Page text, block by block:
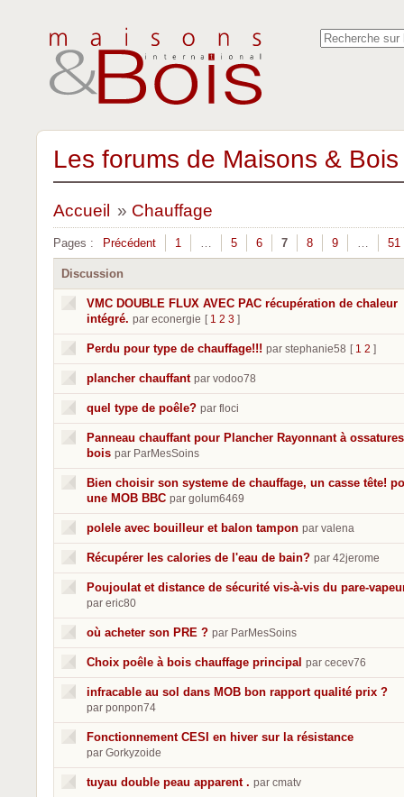
Les forums de Maisons &
Accueil » Chauffage
Pages : Précédent 1 … 5 6 7 8 9 … 51
Discussion
VMC DOUBLE FLUX AVEC PAC récupération de chaleur
intégré. par econergie [ 1 2 3 ]
Perdu pour type de chauffage!!! par stephanie58 [ 1 2 ]
plancher chauffant par vodoo78
quel type de poêle? par floci
Panneau chauffant pour Plancher Rayonnant à ossatures
bois par ParMesSoins
Bien choisir son systeme de chauffage, un casse tête!
une MOB BBC par golum6469
polele avec bouilleur et balon tampon par valena
Récupérer les calories de l'eau de bain? par 42jerome
Poujoulat et distance de sécurité vis-à-vis du pare-
par eric80
où acheter son PRE ? par ParMesSoins
Choix poêle à bois chauffage principal par cecev76
infracable au sol dans MOB bon rapport qualité prix ?
par ponpon74
Fonctionnement CESI en hiver sur la résistance
par Gorkyzoide
tuyau double peau apparent . par cmatv